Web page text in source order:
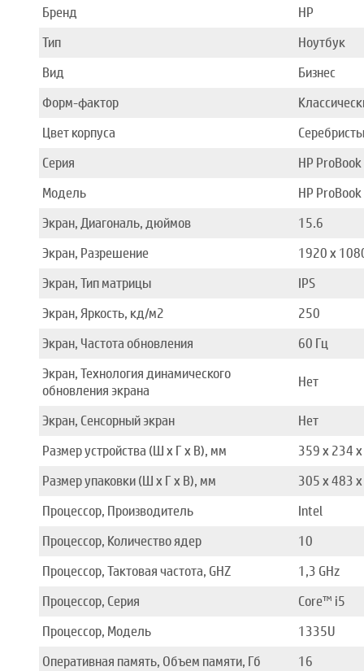
Бренд
HP
Тип
Ноутбук
Вид
Бизнес
Форм-фактор
Цвет корпуса
Серия
HP ProBook
Модель
HP
Экран, Диагональ, дюймов
15.6
Экран, Разрешение
1920 x
Экран, Тип матрицы
IPS
Экран, Яркость, кд/м2
250
Экран, Частота обновления
60 Гц
Экран, Технология динамического
обновления экрана
Нет
Экран, Сенсорный экран
Нет
Размер устройства (Ш x Г x В), мм
359 x 234
Размер упаковки (Ш x Г x В), мм
305 x 483
Процессор, Производитель
Intel
Процессор, Количество ядер
10
Процессор, Тактовая частота, GHZ
1,3 GHz
Процессор, Серия
Core™ i5
Процессор, Модель
1335U
Оперативная память, Объем памяти, Гб
16